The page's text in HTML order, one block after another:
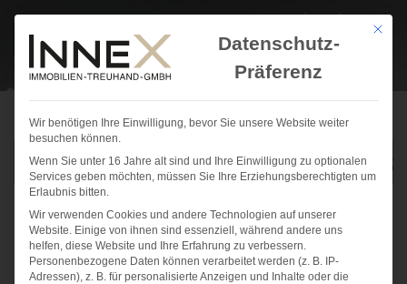
Das Team von InneX
Unwetter
Posted on 22. Juli 202622. Juli 2026byMichaela
Hofbauer
Mit
Datenschutz-
Präferenz
Wir benötigen Ihre Einwilligung, bevor Sie unsere Website weiter
besuchen können.
Wenn Sie unter 16 Jahre alt sind und Ihre Einwilligung zu optionalen
Services geben möchten, müssen Sie Ihre Erziehungsberechtigten um
Erlaubnis bitten.
Wir verwenden Cookies und andere Technologien auf unserer
Website. Einige von ihnen sind essenziell, während andere uns
helfen, diese Website und Ihre Erfahrung zu verbessern.
Personenbezogene Daten können verarbeitet werden (z. B. IP-
Adressen), z. B. für personalisierte Anzeigen und Inhalte oder die